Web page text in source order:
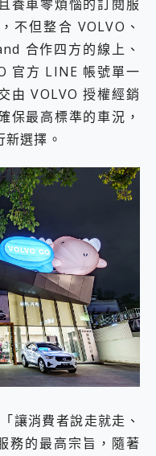
養車零煩惱的訂閱服
不但整合 VOLVO、
合作四方的線上、
官方 LINE 帳號單一
由 VOLVO 授權經銷
保最高標準的車況，
選擇。
讓消費者說走就走、
務的最高宗旨，隨著